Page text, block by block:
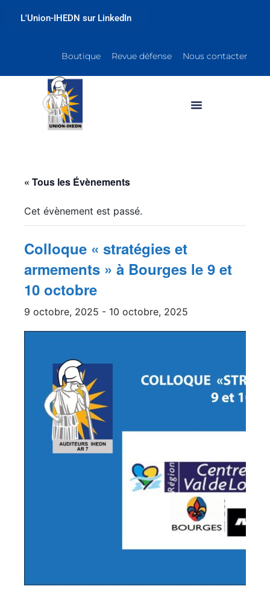
L'Union-IHEDN sur LinkedIn
Boutique Revue défense Nous contacter
« Tous les Évènements
Cet évènement est passé.
Colloque « stratégies et
armements » à Bourges le 9 et
10 octobre
9 octobre, 2025 - 10 octobre, 2025